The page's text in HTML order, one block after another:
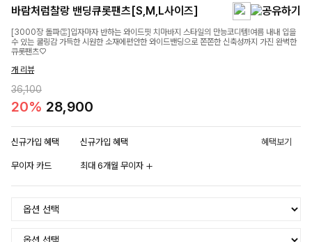
바람처럼찰랑 밴딩큐롯팬츠[S,M,L사이즈]
[3000장 돌파👏]입자마자 반하는 와이드핏 치마바지 스타일의 만능코디템!여름 내내 입을
수 있는 쿨링감 가득한 시원한 소재에편안한 와이드밴딩으로 쫀쫀한 신축성까지 가진 완벽한
큐롯팬츠♡
개 리뷰
36,100
20% 28,900
신규가입 혜택 신규가입 혜택 혜택보기
무이자 카드 최대 6개월 무이자